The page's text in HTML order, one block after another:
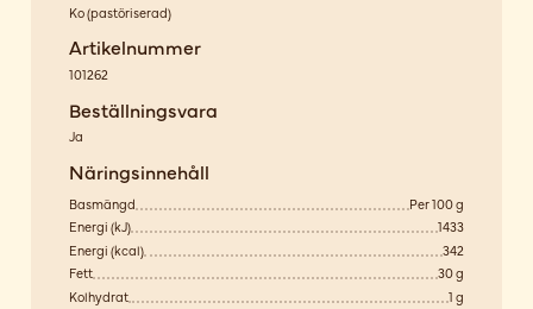
Ko(pastöriserad)
Artikelnummer
101262
Beställningsvara
Ja
Näringsinnehåll
Basmängd
Per 100 g
Energi (kJ)
1433
Energi (kcal)
342
Fett
30 g
Kolhydrat
1 g